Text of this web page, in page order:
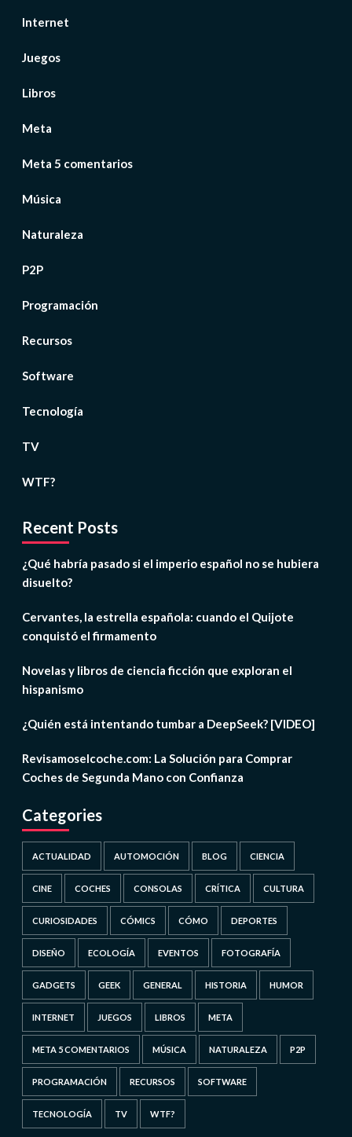
Internet
Juegos
Libros
Meta
Meta 5 comentarios
Música
Naturaleza
P2P
Programación
Recursos
Software
Tecnología
TV
WTF?
Recent Posts
¿Qué habría pasado si el imperio español no se hubiera
disuelto?
Cervantes, la estrella española: cuando el Quijote
conquistó el firmamento
Novelas y libros de ciencia ficción que exploran el
hispanismo
¿Quién está intentando tumbar a DeepSeek? [VIDEO]
Revisamoselcoche.com: La Solución para Comprar
Coches de Segunda Mano con Confianza
Categories
ACTUALIDAD AUTOMOCIÓN BLOG CIENCIA
CINE COCHES CONSOLAS CRÍTICA CULTURA
CURIOSIDADES CÓMICS CÓMO DEPORTES
DISEÑO ECOLOGÍA EVENTOS FOTOGRAFÍA
GADGETS GEEK GENERAL HISTORIA HUMOR
INTERNET JUEGOS LIBROS META
META 5 COMENTARIOS MÚSICA NATURALEZA P2P
PROGRAMACIÓN RECURSOS SOFTWARE
TECNOLOGÍA TV WTF?